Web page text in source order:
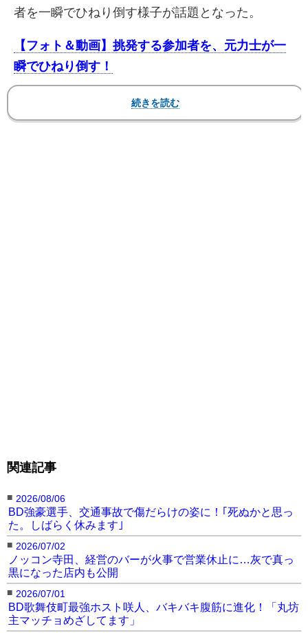
者を一瞬でひねり倒す様子が話題となった。
【フォト＆動画】挑発する参加者を、元力士が一
瞬でひねり倒す！
関連記事
■ 2026/08/06
BD強豪選手、交通事故で傷だらけの姿に！｢死ぬかと思っ
た。しばらく休みます｣
■ 2026/07/02
ノッコン寺田、経営のバーが火事で営業休止に…灰で真っ
黒になった店内も公開
■ 2026/07/01
BD歌舞伎町最強ホスト咲人、バキバキ腹筋に進化！「丸坊
主マッチョめざしてます」